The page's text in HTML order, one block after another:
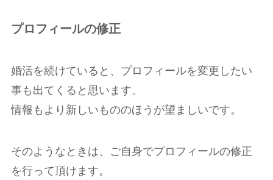
プロフィールの修正
婚活を続けていると、プロフィールを変更したい
事も出てくると思います。
情報もより新しいもののほうが望ましいです。
そのようなときは、ご自身でプロフィールの修正
を行って頂けます。